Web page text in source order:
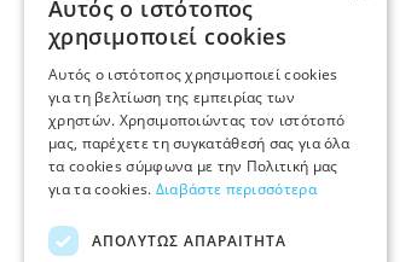
Αυτός ο ιστότοπος
χρησιμοποιεί cookies
Αυτός ο ιστότοπος χρησιμοποιεί cookies
για τη βελτίωση της εμπειρίας των
χρηστών. Χρησιμοποιώντας τον ιστότοπό
μας, παρέχετε τη συγκατάθεσή σας για όλα
τα cookies σύμφωνα με την Πολιτική μας
για τα cookies. Διαβάστε περισσότερα
ΑΠΟΛΎΤΩΣ ΑΠΑΡΑΊΤΗΤΑ